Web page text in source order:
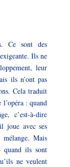
Ce sont des
Ils ne
leur
ils n’ont pas
Cela traduit
: quand
c’est-à-dire
joue avec ses
Mais
quand ils sont
ne veulent